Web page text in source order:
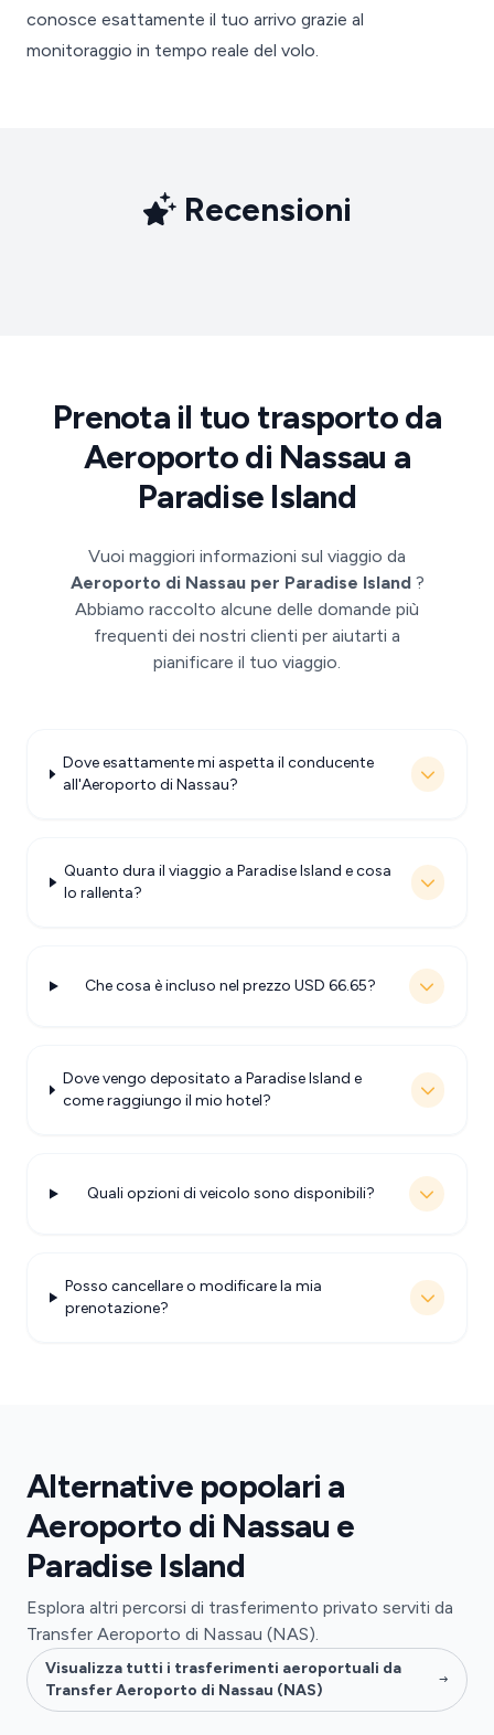
conosce esattamente il tuo arrivo grazie al
monitoraggio in tempo reale del volo.
Recensioni
Prenota il tuo trasporto da
Aeroporto di Nassau a
Paradise Island
Vuoi maggiori informazioni sul viaggio da
Aeroporto di Nassau per Paradise Island ?
Abbiamo raccolto alcune delle domande più
frequenti dei nostri clienti per aiutarti a
pianificare il tuo viaggio.
Dove esattamente mi aspetta il conducente
all'Aeroporto di Nassau?
Quanto dura il viaggio a Paradise Island e cosa
lo rallenta?
Che cosa è incluso nel prezzo USD 66.65?
Dove vengo depositato a Paradise Island e
come raggiungo il mio hotel?
Quali opzioni di veicolo sono disponibili?
Posso cancellare o modificare la mia
prenotazione?
Alternative popolari a
Aeroporto di Nassau e
Paradise Island
Esplora altri percorsi di trasferimento privato serviti da
Transfer Aeroporto di Nassau (NAS).
Visualizza tutti i trasferimenti aeroportuali da
Transfer Aeroporto di Nassau (NAS)